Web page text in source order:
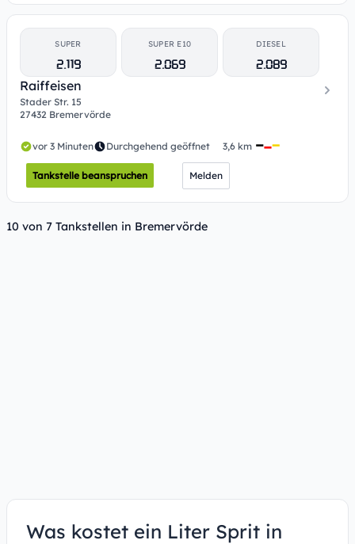
SUPER
2.119
SUPER E10
2.069
DIESEL
2.089
Raiffeisen
Stader Str. 15
27432 Bremervörde
vor 3 Minuten Durchgehend geöffnet 3,6 km
Tankstelle beanspruchen Melden
10 von 7 Tankstellen in Bremervörde
Was kostet ein Liter Sprit in